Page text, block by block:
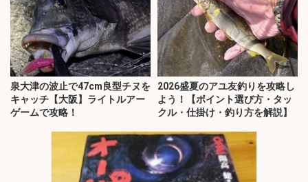
泉大津の波止で47cm良型チヌを
キャッチ【大阪】ライトルアー
ゲームで攻略！
2026盛夏のアユ友釣りを攻略し
よう！【ポイント選び方・タッ
クル・仕掛け・釣り方を解説】